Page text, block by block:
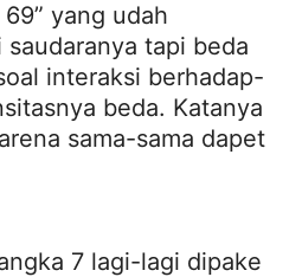
yang udah
tapi beda
interaksi berhadap-
beda. Katanya
sama-sama dapet
7 lagi-lagi dipake